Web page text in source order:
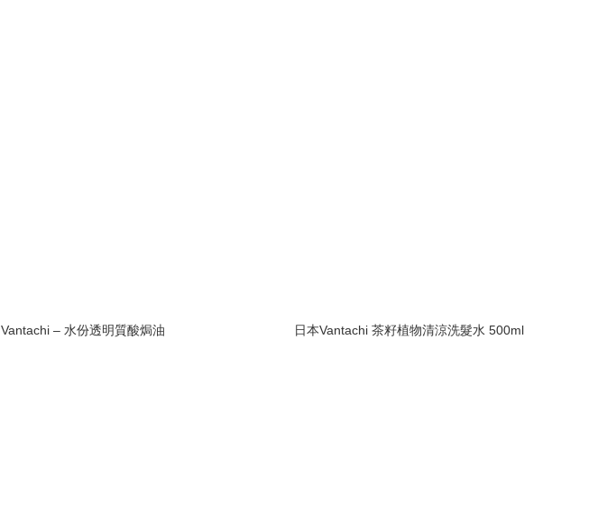
Vantachi – 水份透明質酸焗油 日本Vantachi 茶籽植物清涼洗髮水 500ml